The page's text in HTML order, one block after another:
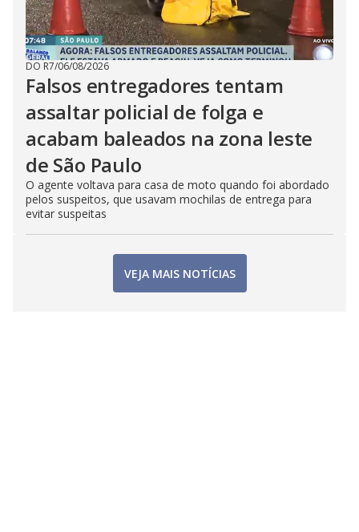
DO R7/06/08/2026
Falsos entregadores tentam
assaltar policial de folga e
acabam baleados na zona leste
de São Paulo
O agente voltava para casa de moto quando foi abordado
pelos suspeitos, que usavam mochilas de entrega para
evitar suspeitas
VEJA MAIS NOTÍCIAS